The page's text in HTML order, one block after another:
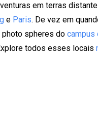
em terras
e Paris. De vez em
spheres do campus
todos esses locais